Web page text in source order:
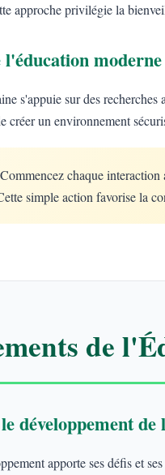
approche privilégie la
moderne
s'appuie sur des
créer un environnement
Commencez chaque interaction
simple action favorise la
de
développement de
apporte ses défis et